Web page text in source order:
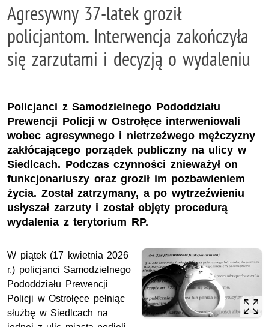
Agresywny 37‑latek groził
policjantom. Interwencja zakończyła
się zarzutami i decyzją o wydaleniu
Policjanci z Samodzielnego Pododdziału
Prewencji Policji w Ostrołęce interweniowali
wobec agresywnego i nietrzeźwego mężczyzny
zakłócającego porządek publiczny na ulicy w
Siedlcach. Podczas czynności znieważył on
funkcjonariuszy oraz groził im pozbawieniem
życia. Został zatrzymany, a po wytrzeźwieniu
usłyszał zarzuty i został objęty procedurą
wydalenia z terytorium RP.
W piątek (17 kwietnia 2026
r.) policjanci Samodzielnego
Pododdziału Prewencji
Policji w Ostrołęce pełniąc
służbę w Siedlcach na